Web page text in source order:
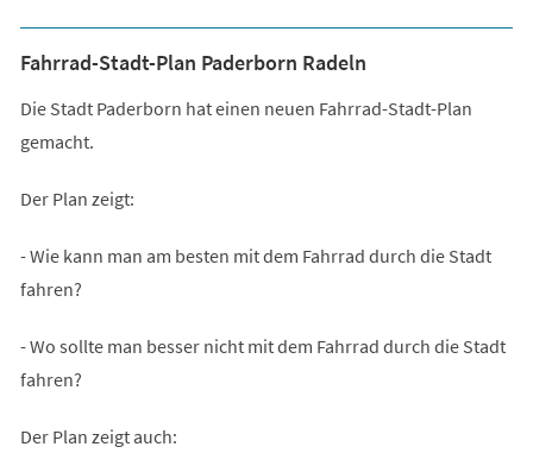
Fahrrad-Stadt-Plan Paderborn Radeln
Die Stadt Paderborn hat einen neuen Fahrrad-Stadt-Plan
gemacht.
Der Plan zeigt:
- Wie kann man am besten mit dem Fahrrad durch die Stadt
fahren?
- Wo sollte man besser nicht mit dem Fahrrad durch die Stadt
fahren?
Der Plan zeigt auch: